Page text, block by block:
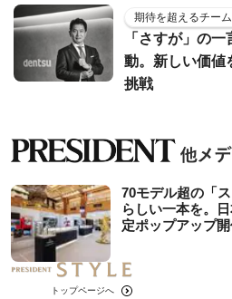
期待を超えるチー
「さすが」の
動。新しい価値
挑戦
70モデル超の「
らしい一本を。
定ポップアップ
トップページへ